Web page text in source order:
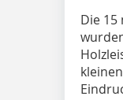
Die 15